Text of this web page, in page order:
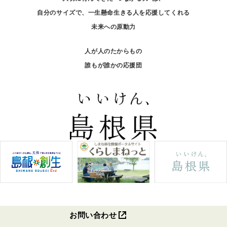
自分のサイズで、一生懸命生きる人を応援してくれる
未来への原動力
人が人のたからもの
誰もが誰かの応援団
お問い合わせ